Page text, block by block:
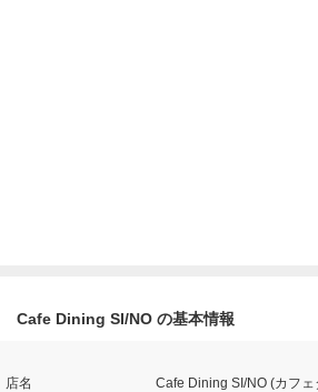
Cafe Dining SI/NO の基本情報
店名 Cafe Dining SI/NO (カフ